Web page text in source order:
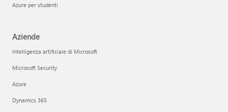
Azure per studenti
Aziende
Intelligenza artificiale di Microsoft
Microsoft Security
Azure
Dynamics 365